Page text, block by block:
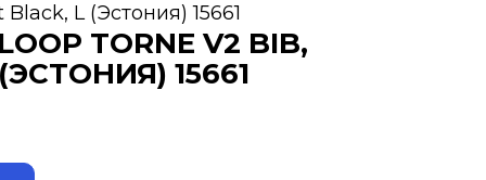
L (Эстония) 15661
TORNE V2 BIB,
15661